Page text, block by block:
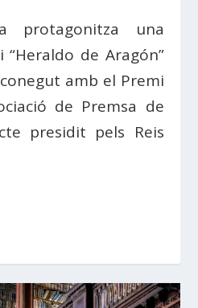
protagonitza una
de Aragón”
amb el Premi
de Premsa de
presidit pels Reis